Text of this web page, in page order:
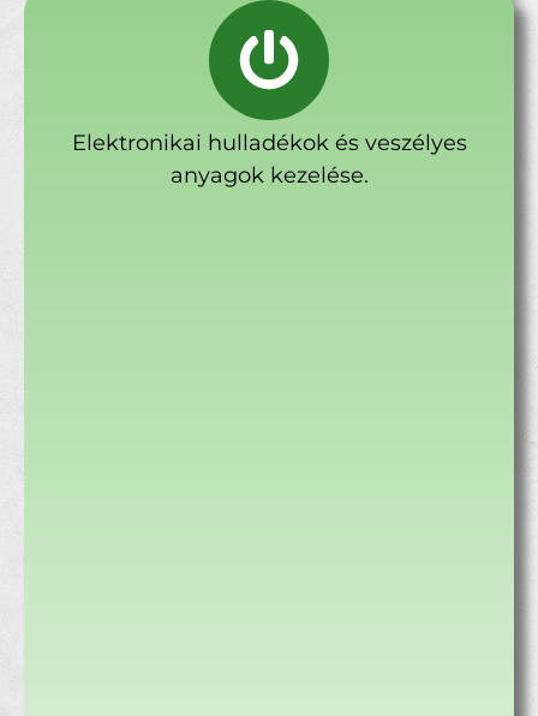
Elektronikai hulladékok és veszélyes
anyagok kezelése.